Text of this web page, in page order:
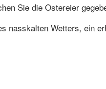
Sie die Ostereier
nasskalten Wetters, ein